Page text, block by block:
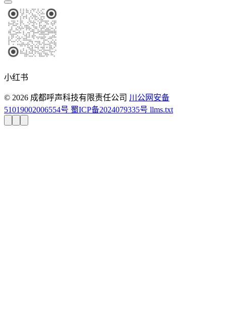
小红书
© 2026 成都呼声科技有限责任公司 川公网安备
51019002006554号 蜀ICP备2024079335号 llms.txt